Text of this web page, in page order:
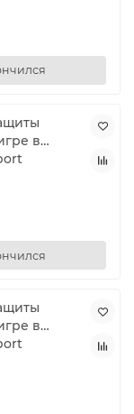
в
Синий
в
Зеленый